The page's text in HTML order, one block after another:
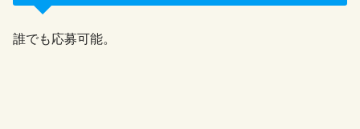
誰でも応募可能。